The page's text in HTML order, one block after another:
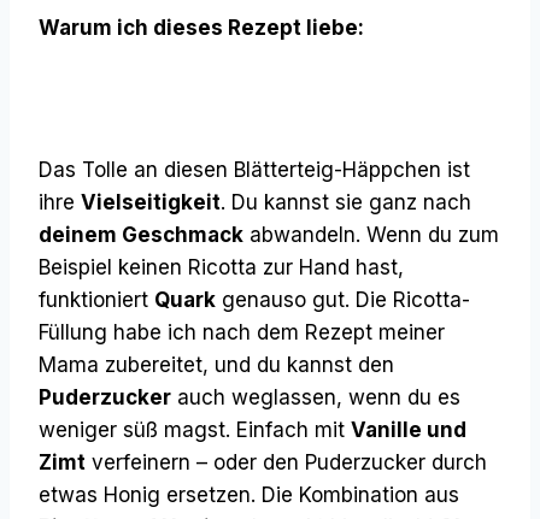
Warum ich dieses Rezept liebe:
Das Tolle an diesen Blätterteig-Häppchen ist
ihre Vielseitigkeit. Du kannst sie ganz nach
deinem Geschmack abwandeln. Wenn du zum
Beispiel keinen Ricotta zur Hand hast,
funktioniert Quark genauso gut. Die Ricotta-
Füllung habe ich nach dem Rezept meiner
Mama zubereitet, und du kannst den
Puderzucker auch weglassen, wenn du es
weniger süß magst. Einfach mit Vanille und
Zimt verfeinern – oder den Puderzucker durch
etwas Honig ersetzen. Die Kombination aus